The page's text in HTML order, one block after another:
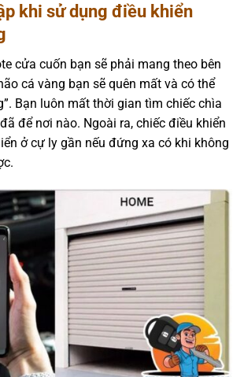
khi sử dụng điều khiển
cửa cuốn bạn sẽ phải mang theo bên
cá vàng bạn sẽ quên mất và có thể
Bạn luôn mất thời gian tìm chiếc chìa
để nơi nào. Ngoài ra, chiếc điều khiển
ở cự ly gần nếu đứng xa có khi không